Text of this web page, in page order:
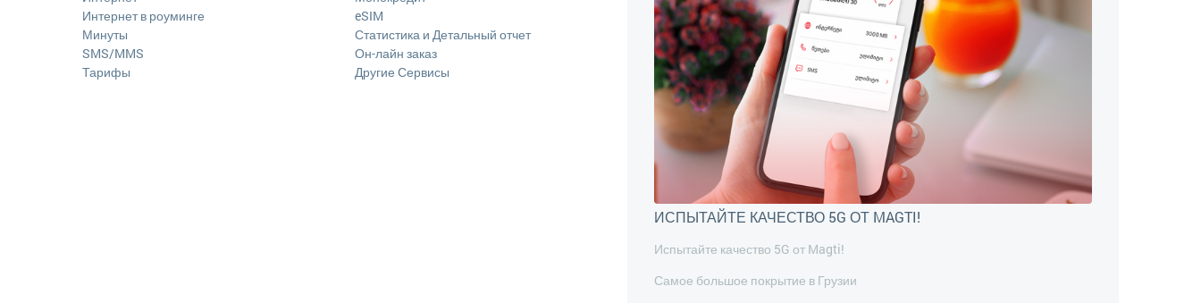
Интернет в роуминге
Минуты
SMS/MMS
Тарифы
eSIM
Статистика и Детальный отчет
Он-лайн заказ
Другие Сервисы
ИСПЫТАЙТЕ КАЧЕСТВО 5G ОТ MAGTI!
Испытайте качество 5G от Magti!
Самое большое покрытие в Грузии